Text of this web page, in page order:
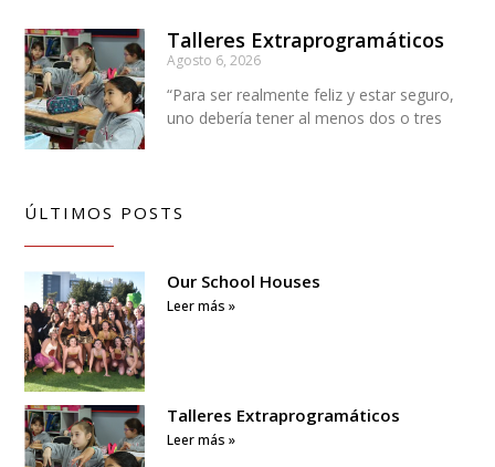
Talleres Extraprogramáticos
Agosto 6, 2026
“Para ser realmente feliz y estar seguro,
uno debería tener al menos dos o tres
ÚLTIMOS POSTS
Our School Houses
Leer más »
Talleres Extraprogramáticos
Leer más »